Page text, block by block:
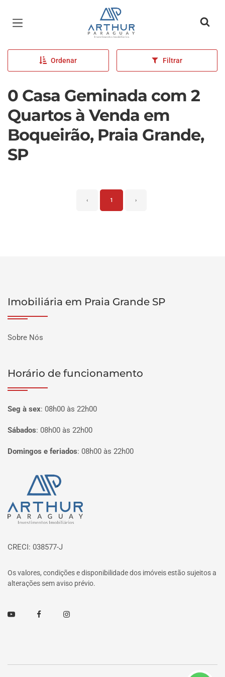
Página inicial
Ordenar Filtrar
0 Casa Geminada com 2
Quartos à Venda em
Boqueirão, Praia Grande,
SP
‹ 1 ›
Imobiliária em Praia Grande SP
Sobre Nós
Horário de funcionamento
Seg à sex: 08h00 às 22h00
Sábados: 08h00 às 22h00
Domingos e feriados: 08h00 às 22h00
Página inicial
CRECI: 038577-J
Os valores, condições e disponibilidade dos imóveis estão sujeitos a
alterações sem aviso prévio.
Youtube FacebookInstagram